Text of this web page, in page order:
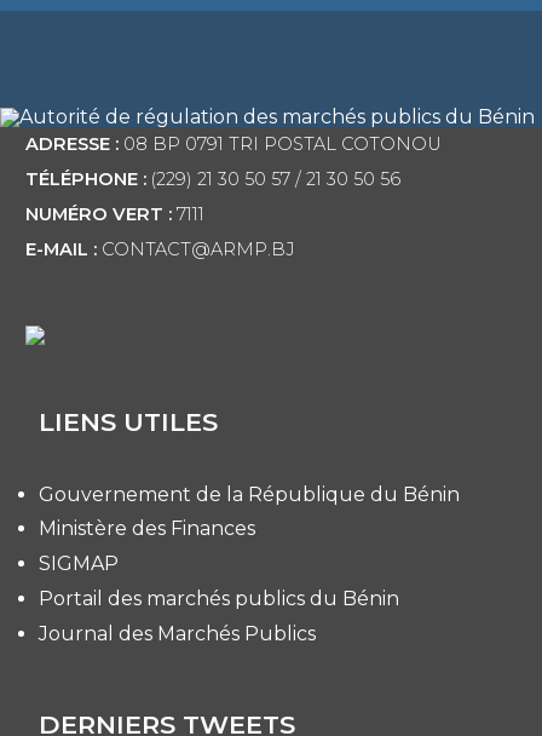
ADRESSE :08 BP 0791 TRI POSTAL COTONOU
TÉLÉPHONE :(229) 21 30 50 57 / 21 30 50 56
NUMÉRO VERT :7111
E-MAIL :CONTACT@ARMP.BJ
LIENS UTILES
Gouvernement de la République du Bénin
Ministère des Finances
SIGMAP
Portail des marchés publics du Bénin
Journal des Marchés Publics
DERNIERS TWEETS